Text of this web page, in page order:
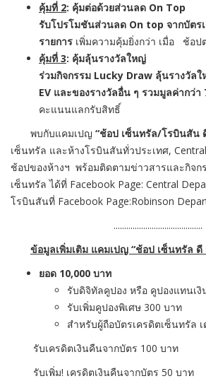
คุ้มที่ 2: คุ้มต่อด้วยส่วนลด On Top
รับโปรโมชันส่วนลด On top จากบัตร
รายการ เพิ่มความคุ้มยิ่งกว่า เมื่อ ช้อป
คุ้มที่ 3: คุ้มลุ้นรางวัลใหญ่
ร่วมกิจกรรม Lucky Draw ลุ้นรางวัลใ
EV และของรางวัลอื่น ๆ รวมมูลค่ากว่า
คะแนนแลกรับสิทธิ์
พบกับแคมเปญ “ช้อป เซ็นทรัล/โรบินสัน
เซ็นทรัล และห้างโรบินสันทั่วประเทศ,
ช้อปของห้างฯ พร้อมติดตามข่าวสารและกิจก
เซ็นทรัล ได้ที่ Facebook Page: Central
โรบินสันที่ Facebook Page:Robinson
..........................................
ข้อมูลเพิ่มเติม แคมเปญ “ช้อป เซ็นทรัล ดี
ยอด 10,000 บาท
รับดิจิทัลคูปอง หรือ คูปองแทนเงิ
รับเพิ่มคูปองพิเศษ 300 บาท
สำหรับผู้ถือบัตรเครดิตเซ็นทรัล
รับเครดิตเงินคืนจากบัตร 100 บาท
รับเพิ่ม! เครดิตเงินคืนจากบัตร 50 บาท